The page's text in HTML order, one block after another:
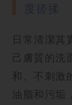
日常清潔其
己膚質的洗
和、不刺激
油脂和污垢